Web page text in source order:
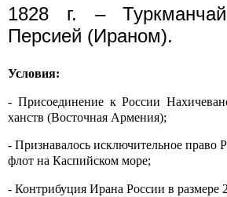
1828 г. –
Персией (Ираном).
Условия:
- Присоединение к России
ханств (Восточная Армения);
- Признавалось исключительное право
флот на Каспийском море;
- Контрибуция Ирана России в размере